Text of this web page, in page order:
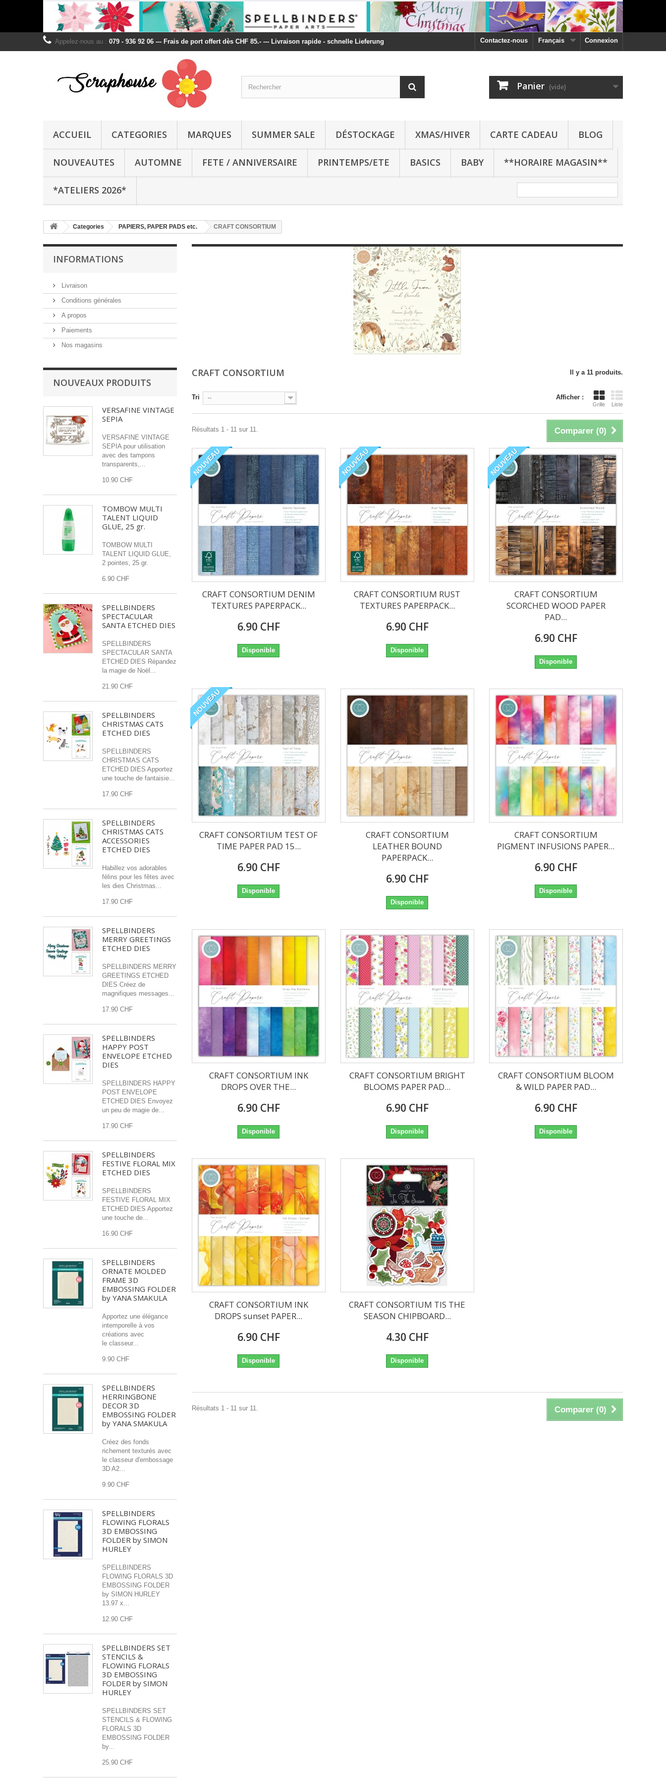
Connexion
Français
Contactez-nous
Appelez-nous au : 079 - 936 92 06 --- Frais de port offert dès CHF 85.- --- Livraison rapide - schnelle Lieferung
Panier (vide)
ACCUEIL CATEGORIES MARQUES SUMMER SALE DÉSTOCKAGE XMAS/HIVER CARTE CADEAU BLOG
NOUVEAUTES AUTOMNE FETE / ANNIVERSAIRE PRINTEMPS/ETE BASICS BABY **HORAIRE MAGASIN**
*ATELIERS 2026*
Categories PAPIERS, PAPER PADS etc. CRAFT CONSORTIUM
INFORMATIONS
Livraison
Conditions générales
A propos
Paiements
Nos magasins
NOUVEAUX PRODUITS
VERSAFINE VINTAGE
SEPIA
VERSAFINE VINTAGE
SEPIA pour utilisation
avec des tampons
transparents,...
10.90 CHF
TOMBOW MULTI
TALENT LIQUID
GLUE, 25 gr.
TOMBOW MULTI
TALENT LIQUID GLUE,
2 pointes, 25 gr.
6.90 CHF
SPELLBINDERS
SPECTACULAR
SANTA ETCHED DIES
SPELLBINDERS
SPECTACULAR SANTA
ETCHED DIES Répandez
la magie de Noël...
21.90 CHF
SPELLBINDERS
CHRISTMAS CATS
ETCHED DIES
SPELLBINDERS
CHRISTMAS CATS
ETCHED DIES Apportez
une touche de fantaisie...
17.90 CHF
SPELLBINDERS
CHRISTMAS CATS
ACCESSORIES
ETCHED DIES
Habillez vos adorables
félins pour les fêtes avec
les dies Christmas...
17.90 CHF
SPELLBINDERS
MERRY GREETINGS
ETCHED DIES
SPELLBINDERS MERRY
GREETINGS ETCHED
DIES Créez de
magnifiques messages...
17.90 CHF
SPELLBINDERS
HAPPY POST
ENVELOPE ETCHED
DIES
SPELLBINDERS HAPPY
POST ENVELOPE
ETCHED DIES Envoyez
un peu de magie de...
17.90 CHF
SPELLBINDERS
FESTIVE FLORAL MIX
ETCHED DIES
SPELLBINDERS
FESTIVE FLORAL MIX
ETCHED DIES Apportez
une touche de...
16.90 CHF
SPELLBINDERS
ORNATE MOLDED
FRAME 3D
EMBOSSING FOLDER
by YANA SMAKULA
Apportez une élégance
intemporelle à vos
créations avec
le classeur...
9.90 CHF
SPELLBINDERS
HERRINGBONE
DECOR 3D
EMBOSSING FOLDER
by YANA SMAKULA
Créez des fonds
richement texturés avec
le classeur d'embossage
3D A2...
9.90 CHF
SPELLBINDERS
FLOWING FLORALS
3D EMBOSSING
FOLDER by SIMON
HURLEY
SPELLBINDERS
FLOWING FLORALS 3D
EMBOSSING FOLDER
by SIMON HURLEY
13.97 x...
12.90 CHF
SPELLBINDERS SET
STENCILS &
FLOWING FLORALS
3D EMBOSSING
FOLDER by SIMON
HURLEY
SPELLBINDERS SET
STENCILS & FLOWING
FLORALS 3D
EMBOSSING FOLDER
by...
25.90 CHF
CRAFT CONSORTIUM Il y a 11 produits.
Afficher :
Grille Liste
Tri --
Comparer (0)
Résultats 1 - 11 sur 11.
NOUVEAU
CRAFT CONSORTIUM DENIM
TEXTURES PAPERPACK...
6.90 CHF
Disponible
NOUVEAU
CRAFT CONSORTIUM RUST
TEXTURES PAPERPACK...
6.90 CHF
Disponible
NOUVEAU
CRAFT CONSORTIUM
SCORCHED WOOD PAPER
PAD...
6.90 CHF
Disponible
NOUVEAU
CRAFT CONSORTIUM TEST OF
TIME PAPER PAD 15...
6.90 CHF
Disponible
CRAFT CONSORTIUM
LEATHER BOUND
PAPERPACK...
6.90 CHF
Disponible
CRAFT CONSORTIUM
PIGMENT INFUSIONS PAPER...
6.90 CHF
Disponible
CRAFT CONSORTIUM INK
DROPS OVER THE...
6.90 CHF
Disponible
CRAFT CONSORTIUM BRIGHT
BLOOMS PAPER PAD...
6.90 CHF
Disponible
CRAFT CONSORTIUM BLOOM
& WILD PAPER PAD...
6.90 CHF
Disponible
CRAFT CONSORTIUM INK
DROPS sunset PAPER...
6.90 CHF
Disponible
CRAFT CONSORTIUM TIS THE
SEASON CHIPBOARD...
4.30 CHF
Disponible
Comparer (0)
Résultats 1 - 11 sur 11.